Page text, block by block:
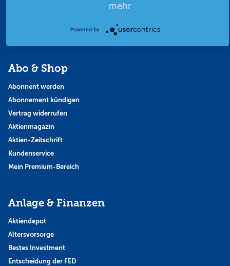
Abo & Shop
Abonnent werden
Abonnement kündigen
Vertrag widerrufen
Aktienmagazin
Aktien-Zeitschrift
Kundenservice
Mein Premium-Bereich
Anlage & Finanzen
Aktiendepot
Altersvorsorge
Bestes Investment
Entscheidung der FED
mehr
Powered by